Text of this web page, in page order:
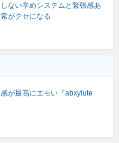
ない辛めシステムと緊張感あ
がクセになる
が最高にエモい『abxylute